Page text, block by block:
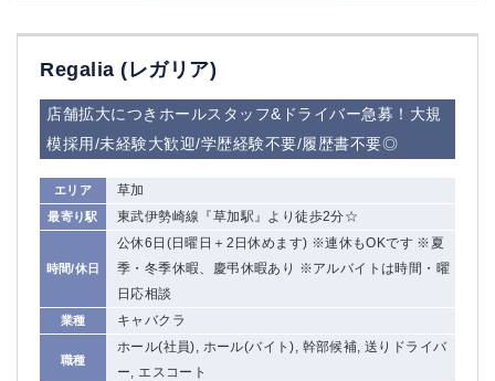
Regalia (レガリア)
店舗拡大につきホールスタッフ&ドライバー急募！大規
模採用/未経験大歓迎/学歴経験不要/履歴書不要◎
エリア 草加
最寄り駅 東武伊勢崎線『草加駅』より徒歩2分☆
時間/休日
公休6日(日曜日＋2日休めます) ※連休もOKです ※夏
季・冬季休暇、慶弔休暇あり ※アルバイトは時間・曜
日応相談
業種 キャバクラ
職種
ホール(社員), ホール(バイト), 幹部候補, 送りドライバ
ー, エスコート